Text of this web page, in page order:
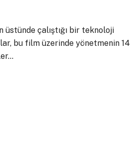
çalıştığı bir teknoloji
bu film üzerinde yönetmenin 14